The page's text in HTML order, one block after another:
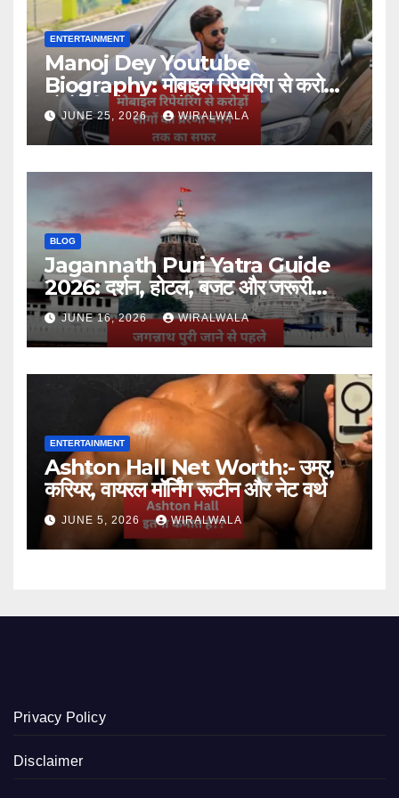
ENTERTAINMENT
Manoj Dey Youtube
Biography: मोबाइल रिपेयरिंग से करोड़ों
लोगों की प्रेरणा बनने तक का सफर
JUNE 25, 2026 WIRALWALA
BLOG
Jagannath Puri Yatra Guide
2026: दर्शन, होटल, बजट और जरूरी
जानकारी
JUNE 16, 2026 WIRALWALA
ENTERTAINMENT
Ashton Hall Net Worth:- उम्र,
करियर, वायरल मॉर्निंग रूटीन और नेट वर्थ
JUNE 5, 2026 WIRALWALA
Privacy Policy
Disclaimer